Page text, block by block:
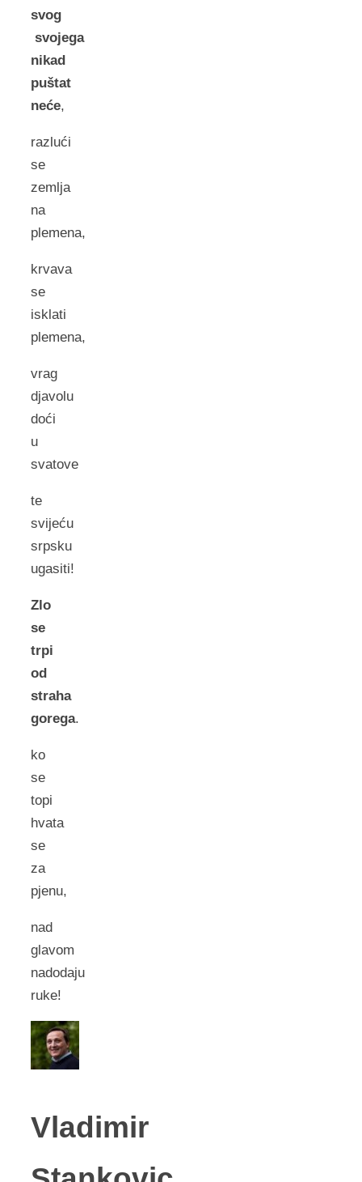
svog
svojega
nikad
puštat
neće,
razlući
se
zemlja
na
plemena,
krvava
se
isklati
plemena,
vrag
djavolu
doći
u
svatove
te
svijeću
srpsku
ugasiti!
Zlo
se
trpi
od
straha
gorega.
ko
se
topi
hvata
se
za
pjenu,
nad
glavom
nadodaju
ruke!
Vladimir